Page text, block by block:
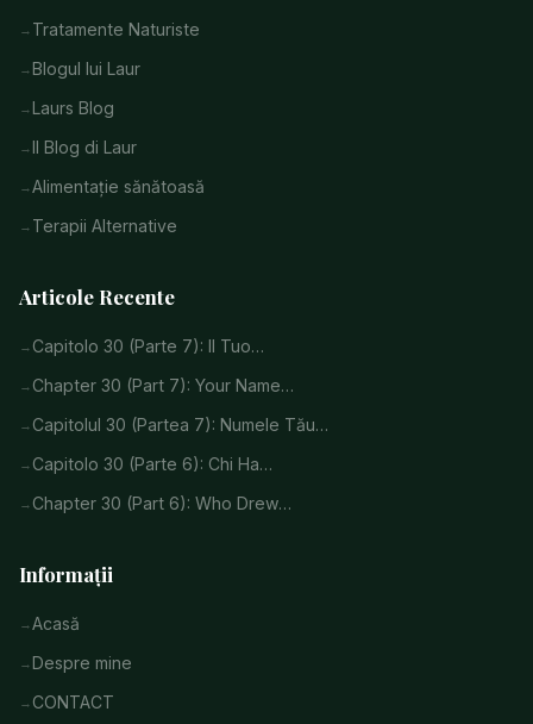
Tratamente Naturiste
Blogul lui Laur
Laurs Blog
Il Blog di Laur
Alimentație sănătoasă
Terapii Alternative
Articole Recente
Capitolo 30 (Parte 7): Il Tuo…
Chapter 30 (Part 7): Your Name…
Capitolul 30 (Partea 7): Numele Tău…
Capitolo 30 (Parte 6): Chi Ha…
Chapter 30 (Part 6): Who Drew…
Informații
Acasă
Despre mine
CONTACT